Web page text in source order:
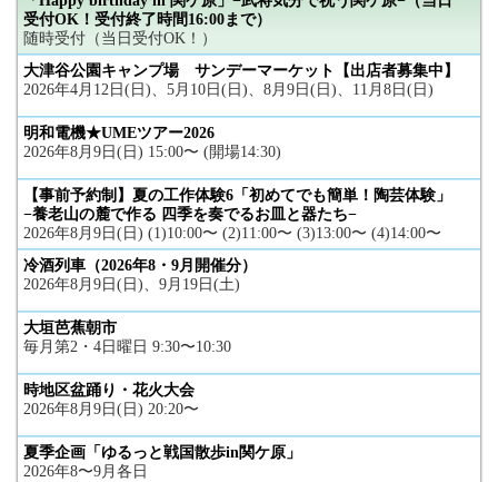
受付OK！受付終了時間16:00まで）
随時受付（当日受付OK！）
大津谷公園キャンプ場 サンデーマーケット【出店者募集中】
2026年4月12日(日)、5月10日(日)、8月9日(日)、11月8日(日)
明和電機★UMEツアー2026
2026年8月9日(日) 15:00〜 (開場14:30)
【事前予約制】夏の工作体験6「初めてでも簡単！陶芸体験」
−養老山の麓で作る 四季を奏でるお皿と器たち−
2026年8月9日(日) (1)10:00〜 (2)11:00〜 (3)13:00〜 (4)14:00〜
冷酒列車（2026年8・9月開催分）
2026年8月9日(日)、9月19日(土)
大垣芭蕉朝市
毎月第2・4日曜日 9:30〜10:30
時地区盆踊り・花火大会
2026年8月9日(日) 20:20〜
夏季企画「ゆるっと戦国散歩in関ケ原」
2026年8〜9月各日